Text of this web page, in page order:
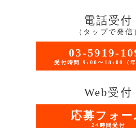
電話受付
（タップで発信
03-5919-
受付時間 9:00〜18:00（年
Web受付
応募フォー
24時間受付